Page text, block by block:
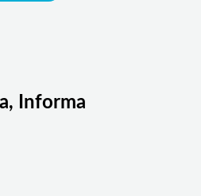
Informa